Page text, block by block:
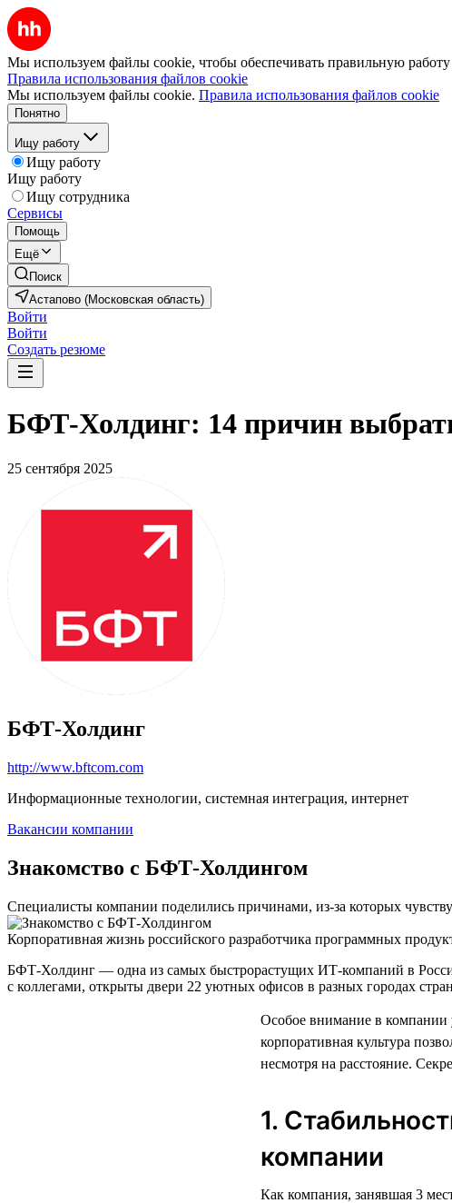
Мы используем файлы cookie, чтобы обеспечивать правильную работу
Правила использования файлов cookie
Мы используем файлы cookie. Правила использования файлов cookie
Понятно
Ищу работу
Ищу работу
Ищу работу
Ищу сотрудника
Сервисы
Помощь
Ещё
Поиск
Астапово (Московская область)
Войти
Войти
Создать резюме
БФТ-Холдинг: 14 причин
25 сентября 2025
БФТ-Холдинг
http://www.bftcom.com
Информационные технологии, системная интеграция, интернет
Вакансии компании
Знакомство с БФТ-Холдингом
Специалисты компании поделились причинами, из-за которых
Корпоративная жизнь российского разработчика программных
БФТ-Холдинг — одна из самых быстрорастущих ИТ-компаний в
с коллегами, открыты двери 22 уютных офисов в разных городах
Особое внимание в компании
корпоративная культура
несмотря на расстояние.
1.
компании
Как компания, занявшая 3